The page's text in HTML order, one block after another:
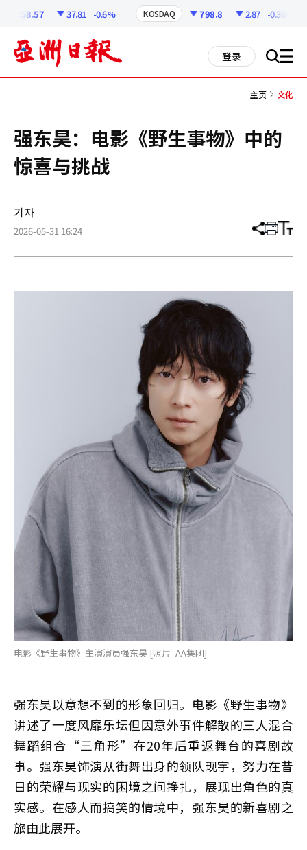
37.81 -0.6% KOSDAQ 798.8 2.87 -0.36%
登录 搜 all
主页 文化
强东昊：电影《野生事物》中的
惊喜与挑战
기자
2026-05-31 16:24 分
章
打 调
小
电影《野生事物》主演演员强东昊 [照片=AA集团]
强东昊以意想不到的形象回归。电影《野生事物》
讲述了一度风靡乐坛但因意外事件解散的三人混合
舞蹈组合“三角形”在20年后重返舞台的喜剧故
事。强东昊饰演从街舞出身的领队现宇，努力在昔
日的荣耀与现实的困境之间挣扎，展现出角色的真
实感。在感人而搞笑的情境中，强东昊的新喜剧之
旅由此展开。